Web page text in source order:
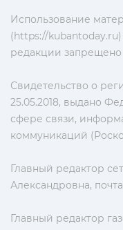
Использование
(https://
редакции запрещено
Свидетельство о
25.05.2018, выдано
сфере связи,
коммуникаций
Главный редактор
Александровна,
Главный редактор